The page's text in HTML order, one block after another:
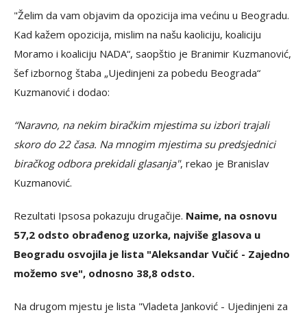
"Želim da vam objavim da opozicija ima većinu u Beogradu.
Kad kažem opozicija, mislim na našu kaoliciju, koaliciju
Moramo i koaliciju NADA“, saopštio je Branimir Kuzmanović,
šef izbornog štaba „Ujedinjeni za pobedu Beograda“
Kuzmanović i dodao:
“Naravno, na nekim biračkim mjestima su izbori trajali
skoro do 22 časa. Na mnogim mjestima su predsjednici
biračkog odbora prekidali glasanja", rekao je Branislav
Kuzmanović.
Rezultati Ipsosa pokazuju drugačije. Naime, na osnovu
57,2 odsto obrađenog uzorka, najviše glasova u
Beogradu osvojila je lista "Aleksandar Vučić - Zajedno
možemo sve", odnosno 38,8 odsto.
Na drugom mjestu je lista "Vladeta Janković - Ujedinjeni za